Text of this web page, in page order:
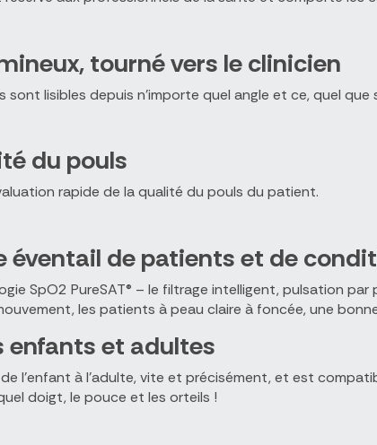
tourné vers le clinicien
lisibles depuis n’importe quel angle et ce, quel
du pouls
rapide de la qualité du pouls du patient.
éventail de patients et de
SpO2 PureSAT® – le filtrage intelligent, pulsation
les patients à peau claire à foncée, une
enfants et adultes
l’enfant à l’adulte, vite et précisément, et est
doigt, le pouce et les orteils !